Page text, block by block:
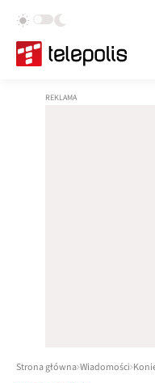
Strona główna Wiadomości